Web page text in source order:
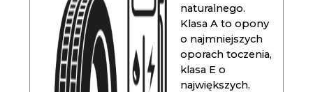
naturalnego.
Klasa A to opony
o najmniejszych
oporach toczenia,
klasa E o
największych.